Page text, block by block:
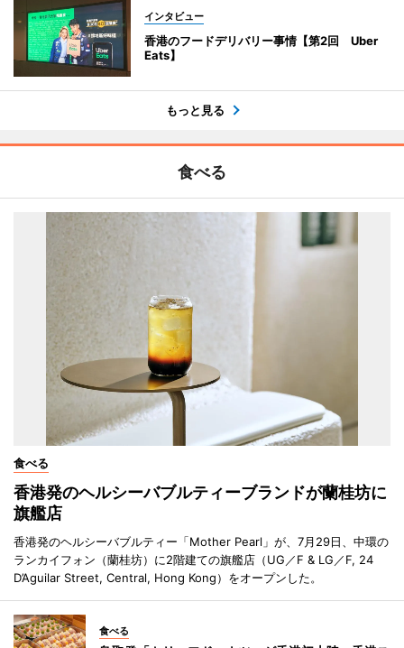
インタビュー
香港のフードデリバリー事情【第2回 Uber
Eats】
もっと見る
食べる
食べる
香港発のヘルシーバブルティーブランドが蘭桂坊に
旗艦店
香港発のヘルシーバブルティー「Mother Pearl」が、7月29日、中環の
ランカイフォン（蘭桂坊）に2階建ての旗艦店（UG／F & LG／F, 24
D’Aguilar Street, Central, Hong Kong）をオープンした。
食べる